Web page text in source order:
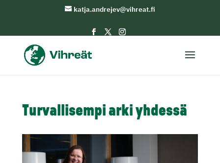
katja.andrejev@vihreat.fi
Turvallisempi arki yhdessä